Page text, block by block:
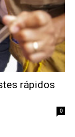
rápidos
0